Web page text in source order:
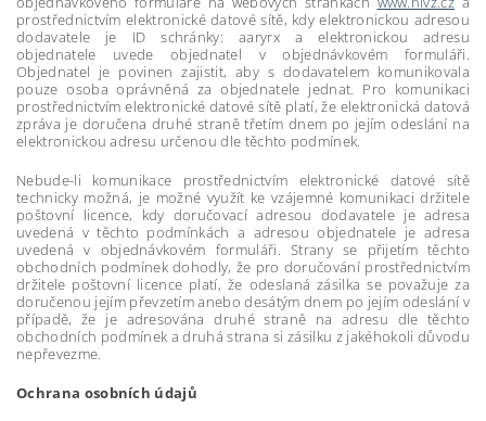
prostřednictvím elektronické datové sítě, kdy elektronickou adresou
dodavatele je ID schránky: aaryrx a elektronickou adresu
objednatele uvede objednatel v objednávkovém formuláři.
Objednatel je povinen zajistit, aby s dodavatelem komunikovala
pouze osoba oprávněná za objednatele jednat. Pro komunikaci
prostřednictvím elektronické datové sítě platí, že elektronická datová
zpráva je doručena druhé straně třetím dnem po jejím odeslání na
elektronickou adresu určenou dle těchto podmínek.
Nebude-li komunikace prostřednictvím elektronické datové sítě
technicky možná, je možné využít ke vzájemné komunikaci držitele
poštovní licence, kdy doručovací adresou dodavatele je adresa
uvedená v těchto podmínkách a adresou objednatele je adresa
uvedená v objednávkovém formuláři. Strany se přijetím těchto
obchodních podmínek dohodly, že pro doručování prostřednictvím
držitele poštovní licence platí, že odeslaná zásilka se považuje za
doručenou jejím převzetím anebo desátým dnem po jejím odeslání v
případě, že je adresována druhé straně na adresu dle těchto
obchodních podmínek a druhá strana si zásilku z jakéhokoli důvodu
nepřevezme.
Ochrana osobních údajů